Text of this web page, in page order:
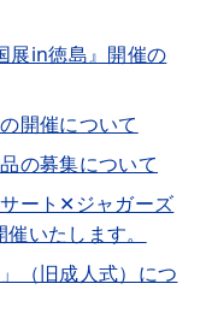
展in徳島』開催の
開催について
の募集について
ート✕ジャガーズ
いたします。
（旧成人式）につ